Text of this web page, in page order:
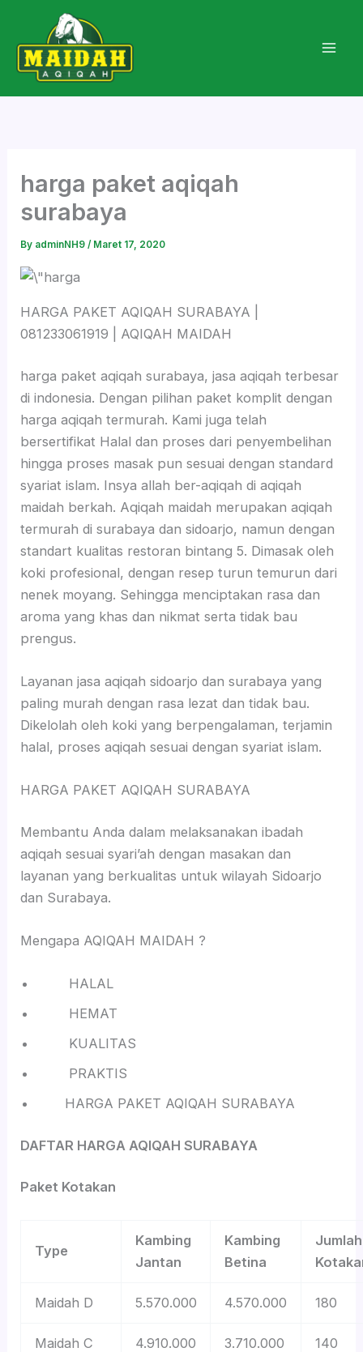
content
harga paket aqiqah
surabaya
By adminNH9/ Maret 17, 2020
HARGA PAKET AQIQAH SURABAYA |
081233061919 | AQIQAH MAIDAH
harga paket aqiqah surabaya, jasa aqiqah terbesar
di indonesia. Dengan pilihan paket komplit dengan
harga aqiqah termurah. Kami juga telah
bersertifikat Halal dan proses dari penyembelihan
hingga proses masak pun sesuai dengan standard
syariat islam. Insya allah ber-aqiqah di aqiqah
maidah berkah. Aqiqah maidah merupakan aqiqah
termurah di surabaya dan sidoarjo, namun dengan
standart kualitas restoran bintang 5. Dimasak oleh
koki profesional, dengan resep turun temurun dari
nenek moyang. Sehingga menciptakan rasa dan
aroma yang khas dan nikmat serta tidak bau
prengus.
Layanan jasa aqiqah sidoarjo dan surabaya yang
paling murah dengan rasa lezat dan tidak bau.
Dikelolah oleh koki yang berpengalaman, terjamin
halal, proses aqiqah sesuai dengan syariat islam.
HARGA PAKET AQIQAH SURABAYA
Membantu Anda dalam melaksanakan ibadah
aqiqah sesuai syari’ah dengan masakan dan
layanan yang berkualitas untuk wilayah Sidoarjo
dan Surabaya.
Mengapa AQIQAH MAIDAH ?
HALAL
HEMAT
KUALITAS
PRAKTIS
HARGA PAKET AQIQAH SURABAYA
DAFTAR HARGA AQIQAH SURABAYA
Paket Kotakan
Type
Kambing
Jantan
Kambing
Betina
Jumlah
Maidah D 5.570.000 4.570.000 180
Maidah C 4.910.000 3.710.000 140